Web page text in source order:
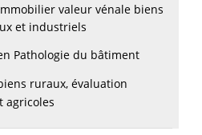
valeur vénale biens
et industriels
Pathologie du bâtiment
ruraux, évaluation
agricoles